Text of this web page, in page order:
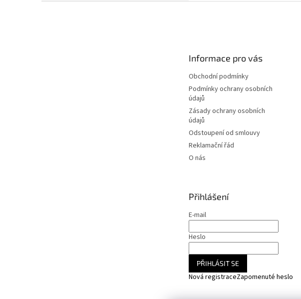
Informace pro vás
Obchodní podmínky
Podmínky ochrany osobních
údajů
Zásady ochrany osobních
údajů
Odstoupení od smlouvy
Reklamační řád
O nás
Přihlášení
E-mail
Heslo
PŘIHLÁSIT SE
Nová registraceZapomenuté heslo